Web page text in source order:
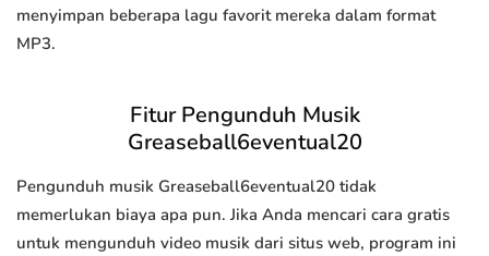
menyimpan beberapa lagu favorit mereka dalam format
MP3.
Fitur Pengunduh Musik
Greaseball6eventual20
Pengunduh musik Greaseball6eventual20 tidak
memerlukan biaya apa pun. Jika Anda mencari cara gratis
untuk mengunduh video musik dari situs web, program ini